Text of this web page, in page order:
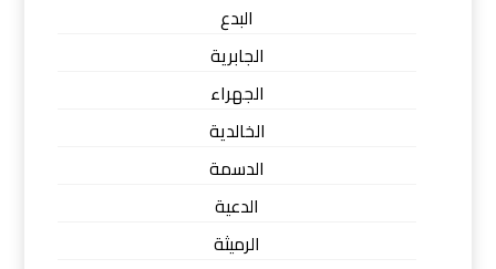
البدع
الجابرية
الجهراء
الخالدية
الدسمة
الدعية
الرميثة